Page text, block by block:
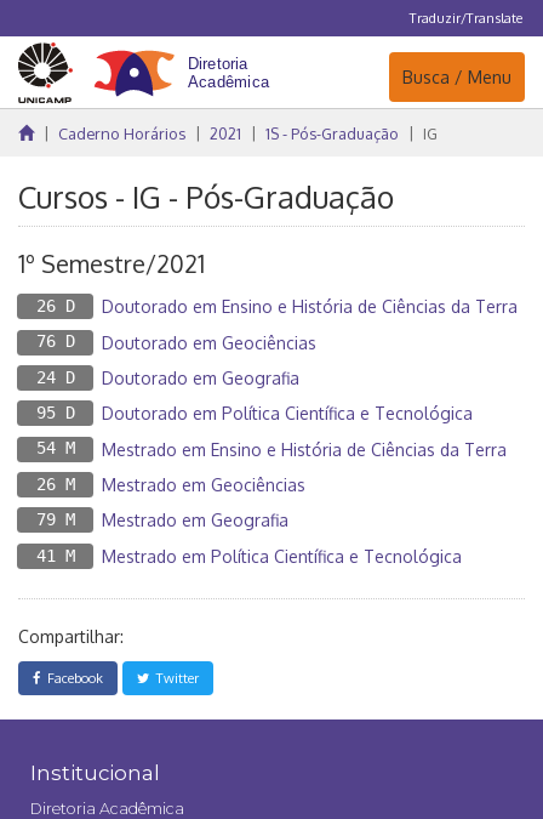
Traduzir/Translate
Navegação
Busca / Menu
Caderno Horários 2021 1S - Pós-Graduação IG
Cursos - IG - Pós-Graduação
1º Semestre/2021
26 D Doutorado em Ensino e História de Ciências da Terra
76 D Doutorado em Geociências
24 D Doutorado em Geografia
95 D Doutorado em Política Científica e Tecnológica
54 M Mestrado em Ensino e História de Ciências da Terra
26 M Mestrado em Geociências
79 M Mestrado em Geografia
41 M Mestrado em Política Científica e Tecnológica
Compartilhar:
Facebook Twitter
Institucional
Diretoria Acadêmica